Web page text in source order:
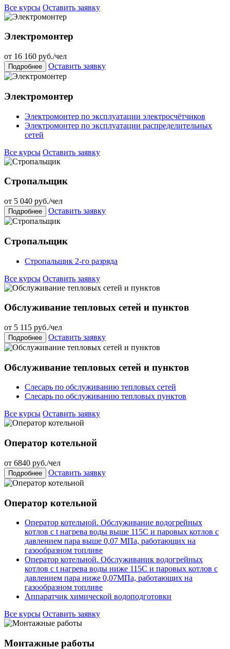
Все курсы Оставить заявку
Электромонтер
от 16 160 руб./чел
Подробнее Оставить заявку
Электромонтер
Электромонтер по эксплуатации электросчётчиков
Электромонтер по эксплуатации распределительных
сетей
Все курсы Оставить заявку
Стропальщик
от 5 040 руб./чел
Подробнее Оставить заявку
Стропальщик
Стропальщик 2-го разряда
Все курсы Оставить заявку
Обслуживание тепловых сетей и пунктов
от 5 115 руб./чел
Подробнее Оставить заявку
Обслуживание тепловых сетей и пунктов
Слесарь по обслуживанию тепловых сетей
Слесарь по обслуживанию тепловых пунктов
Все курсы Оставить заявку
Оператор котельной
от 6840 руб./чел
Подробнее Оставить заявку
Оператор котельной
Оператор котельной. Обслуживание водогрейных
котлов с t нагрева воды выше 115С и паровых котлов с
давлением пара выше 0,07 МПа, работающих на
газообразном топливе
Оператор котельной. Обслуживаник водогрейных
котлов с t нагрева воды ниже 115С и паровых котлов с
давлением пара ниже 0,07МПа, работающих на
газообразном топливе
Аппаратчик химической водоподготовки
Все курсы Оставить заявку
Монтажные работы